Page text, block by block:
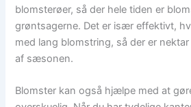
blomsterøer, så der hele tiden er
grøntsagerne. Det er især effektivt,
med lang blomstring, så der er
af sæsonen.
Blomster kan også hjælpe med at